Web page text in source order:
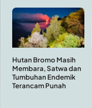
Hutan Bromo Masih
Membara, Satwa dan
Tumbuhan Endemik
Terancam Punah